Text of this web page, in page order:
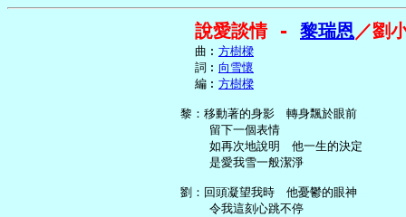
說愛談情 - 黎瑞恩／劉
     曲︰
方樹樑
     詞︰
向雪懷
     編︰
方樹樑
   黎：移動著的身影　轉身飄於眼前
       留下一個表情
       如再次地說明　他一生的決定
       是愛我雪一般潔淨
   劉：回頭凝望我時　他憂鬱的眼神
       令我這刻心跳不停